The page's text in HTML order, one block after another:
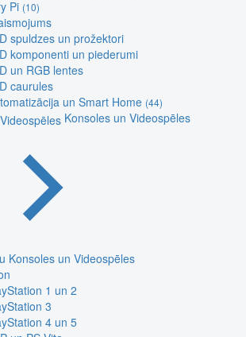
Pi (10)
spuldzes un prožektori
komponenti un piederumi
un RGB lentes
caurules
un Smart Home (44)
Konsoles un Videospēles
Konsoles un Videospēles
1 un 2
3
4 un 5